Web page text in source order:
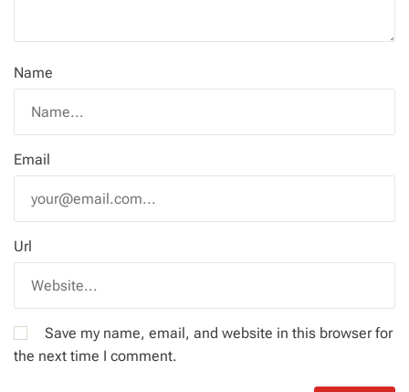
Name
Email
Url
Save my name, email, and website in this browser for
the next time I comment.